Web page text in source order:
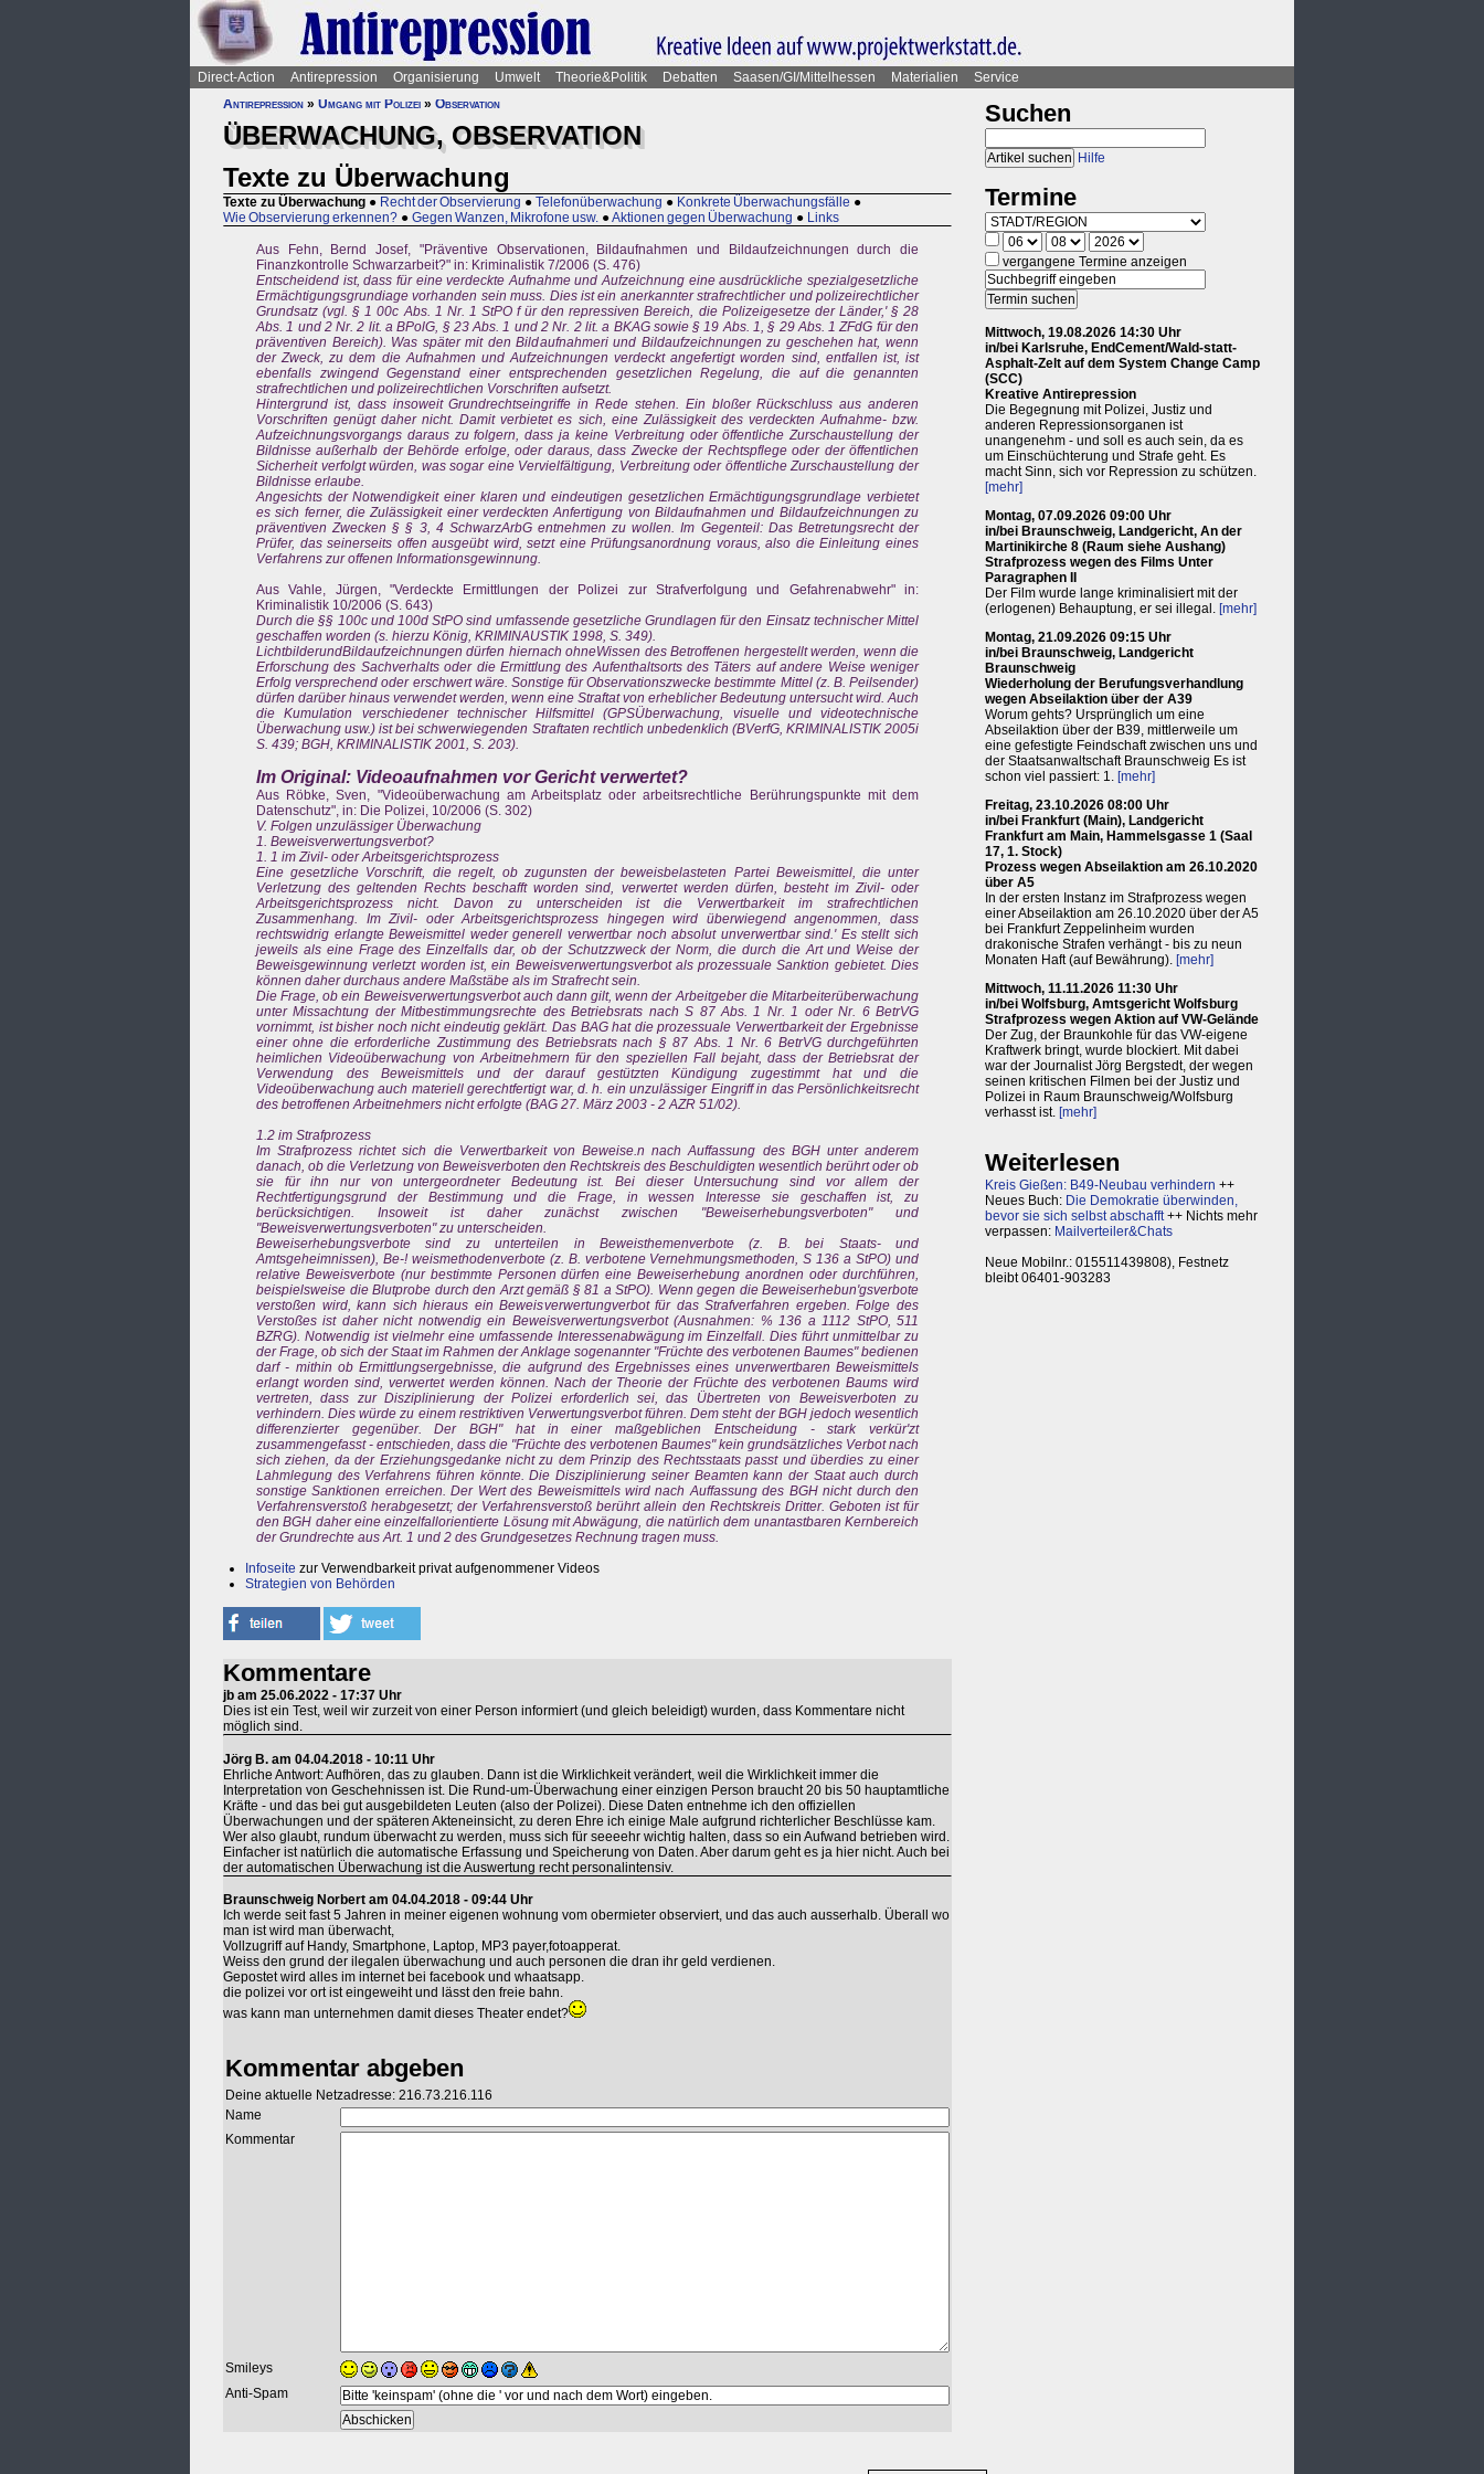
Direct-Action Antirepression Organisierung Umwelt Theorie&Politik Debatten Saasen/GI/Mittelhessen Materialien
Service
Antirepression » Umgang mit Polizei » Observation
ÜBERWACHUNG, OBSERVATION
Texte zu Überwachung
Texte zu Überwachung ● Recht der Observierung ● Telefonüberwachung ● Konkrete Überwachungsfälle ●
Wie Observierung erkennen? ● Gegen Wanzen, Mikrofone usw. ●Aktionen gegen Überwachung ● Links
Aus Fehn, Bernd Josef, "Präventive Observationen, Bildaufnahmen und Bildaufzeichnungen durch die
Finanzkontrolle Schwarzarbeit?" in: Kriminalistik 7/2006 (S. 476)
Entscheidend ist, dass für eine verdeckte Aufnahme und Aufzeichnung eine ausdrückliche spezialgesetzliche
Ermächtigungsgrundiage vorhanden sein muss. Dies ist ein anerkannter strafrechtlicher und polizeirechtlicher
Grundsatz (vgl. § 1 00c Abs. 1 Nr. 1 StPO f ür den repressiven Bereich, die Polizeigesetze der Länder,' § 28
Abs. 1 und 2 Nr. 2 lit. a BPolG, § 23 Abs. 1 und 2 Nr. 2 lit. a BKAG sowie § 19 Abs. 1, § 29 Abs. 1 ZFdG für den
präventiven Bereich). Was später mit den Bildaufnahmeri und Bildaufzeichnungen zu geschehen hat, wenn
der Zweck, zu dem die Aufnahmen und Aufzeichnungen verdeckt angefertigt worden sind, entfallen ist, ist
ebenfalls zwingend Gegenstand einer entsprechenden gesetzlichen Regelung, die auf die genannten
strafrechtlichen und polizeirechtlichen Vorschriften aufsetzt.
Hintergrund ist, dass insoweit Grundrechtseingriffe in Rede stehen. Ein bloßer Rückschluss aus anderen
Vorschriften genügt daher nicht. Damit verbietet es sich, eine Zulässigkeit des verdeckten Aufnahme- bzw.
Aufzeichnungsvorgangs daraus zu folgern, dass ja keine Verbreitung oder öffentliche Zurschaustellung der
Bildnisse außerhalb der Behörde erfolge, oder daraus, dass Zwecke der Rechtspflege oder der öffentlichen
Sicherheit verfolgt würden, was sogar eine Vervielfältigung, Verbreitung oder öffentliche Zurschaustellung der
Bildnisse erlaube.
Angesichts der Notwendigkeit einer klaren und eindeutigen gesetzlichen Ermächtigungsgrundlage verbietet
es sich ferner, die Zulässigkeit einer verdeckten Anfertigung von Bildaufnahmen und Bildaufzeichnungen zu
präventiven Zwecken § § 3, 4 SchwarzArbG entnehmen zu wollen. Im Gegenteil: Das Betretungsrecht der
Prüfer, das seinerseits offen ausgeübt wird, setzt eine Prüfungsanordnung voraus, also die Einleitung eines
Verfahrens zur offenen Informationsgewinnung.
Aus Vahle, Jürgen, "Verdeckte Ermittlungen der Polizei zur Strafverfolgung und Gefahrenabwehr" in:
Kriminalistik 10/2006 (S. 643)
Durch die §§ 100c und 100d StPO sind umfassende gesetzliche Grundlagen für den Einsatz technischer Mittel
geschaffen worden (s. hierzu König, KRIMINAUSTIK 1998, S. 349).
LichtbilderundBildaufzeichnungen dürfen hiernach ohneWissen des Betroffenen hergestellt werden, wenn die
Erforschung des Sachverhalts oder die Ermittlung des Aufenthaltsorts des Täters auf andere Weise weniger
Erfolg versprechend oder erschwert wäre. Sonstige für Observationszwecke bestimmte Mittel (z. B. Peilsender)
dürfen darüber hinaus verwendet werden, wenn eine Straftat von erheblicher Bedeutung untersucht wird. Auch
die Kumulation verschiedener technischer Hilfsmittel (GPSÜberwachung, visuelle und videotechnische
Überwachung usw.) ist bei schwerwiegenden Straftaten rechtlich unbedenklich (BVerfG, KRIMINALISTIK 2005i
S. 439; BGH, KRIMINALISTIK 2001, S. 203).
Im Original: Videoaufnahmen vor Gericht verwertet?
Aus Röbke, Sven, "Videoüberwachung am Arbeitsplatz oder arbeitsrechtliche Berührungspunkte mit dem
Datenschutz", in: Die Polizei, 10/2006 (S. 302)
V. Folgen unzulässiger Überwachung
1. Beweisverwertungsverbot?
1. 1 im Zivil- oder Arbeitsgerichtsprozess
Eine gesetzliche Vorschrift, die regelt, ob zugunsten der beweisbelasteten Partei Beweismittel, die unter
Verletzung des geltenden Rechts beschafft worden sind, verwertet werden dürfen, besteht im Zivil- oder
Arbeitsgerichtsprozess nicht. Davon zu unterscheiden ist die Verwertbarkeit im strafrechtlichen
Zusammenhang. Im Zivil- oder Arbeitsgerichtsprozess hingegen wird überwiegend angenommen, dass
rechtswidrig erlangte Beweismittel weder generell verwertbar noch absolut unverwertbar sind.' Es stellt sich
jeweils als eine Frage des Einzelfalls dar, ob der Schutzzweck der Norm, die durch die Art und Weise der
Beweisgewinnung verletzt worden ist, ein Beweisverwertungsverbot als prozessuale Sanktion gebietet. Dies
können daher durchaus andere Maßstäbe als im Strafrecht sein.
Die Frage, ob ein Beweisverwertungsverbot auch dann gilt, wenn der Arbeitgeber die Mitarbeiterüberwachung
unter Missachtung der Mitbestimmungsrechte des Betriebsrats nach S 87 Abs. 1 Nr. 1 oder Nr. 6 BetrVG
vornimmt, ist bisher noch nicht eindeutig geklärt. Das BAG hat die prozessuale Verwertbarkeit der Ergebnisse
einer ohne die erforderliche Zustimmung des Betriebsrats nach § 87 Abs. 1 Nr. 6 BetrVG durchgeführten
heimlichen Videoüberwachung von Arbeitnehmern für den speziellen Fall bejaht, dass der Betriebsrat der
Verwendung des Beweismittels und der darauf gestützten Kündigung zugestimmt hat und die
Videoüberwachung auch materiell gerechtfertigt war, d. h. ein unzulässiger Eingriff in das Persönlichkeitsrecht
des betroffenen Arbeitnehmers nicht erfolgte (BAG 27. März 2003 - 2 AZR 51/02).
1.2 im Strafprozess
Im Strafprozess richtet sich die Verwertbarkeit von Beweise.n nach Auffassung des BGH unter anderem
danach, ob die Verletzung von Beweisverboten den Rechtskreis des Beschuldigten wesentlich berührt oder ob
sie für ihn nur von untergeordneter Bedeutung ist. Bei dieser Untersuchung sind vor allem der
Rechtfertigungsgrund der Bestimmung und die Frage, in wessen Interesse sie geschaffen ist, zu
berücksichtigen. Insoweit ist daher zunächst zwischen "Beweiserhebungsverboten" und
"Beweisverwertungsverboten" zu unterscheiden.
Beweiserhebungsverbote sind zu unterteilen in Beweisthemenverbote (z. B. bei Staats- und
Amtsgeheimnissen), Be-! weismethodenverbote (z. B. verbotene Vernehmungsmethoden, S 136 a StPO) und
relative Beweisverbote (nur bestimmte Personen dürfen eine Beweiserhebung anordnen oder durchführen,
beispielsweise die Blutprobe durch den Arzt gemäß § 81 a StPO). Wenn gegen die Beweiserhebun'gsverbote
verstoßen wird, kann sich hieraus ein Beweisverwertungverbot für das Strafverfahren ergeben. Folge des
Verstoßes ist daher nicht notwendig ein Beweisverwertungsverbot (Ausnahmen: % 136 a 1112 StPO, 511
BZRG). Notwendig ist vielmehr eine umfassende Interessenabwägung im Einzelfall. Dies führt unmittelbar zu
der Frage, ob sich der Staat im Rahmen der Anklage sogenannter "Früchte des verbotenen Baumes" bedienen
darf - mithin ob Ermittlungsergebnisse, die aufgrund des Ergebnisses eines unverwertbaren Beweismittels
erlangt worden sind, verwertet werden können. Nach der Theorie der Früchte des verbotenen Baums wird
vertreten, dass zur Disziplinierung der Polizei erforderlich sei, das Übertreten von Beweisverboten zu
verhindern. Dies würde zu einem restriktiven Verwertungsverbot führen. Dem steht der BGH jedoch wesentlich
differenzierter gegenüber. Der BGH" hat in einer maßgeblichen Entscheidung - stark verkür'zt
zusammengefasst - entschieden, dass die "Früchte des verbotenen Baumes" kein grundsätzliches Verbot nach
sich ziehen, da der Erziehungsgedanke nicht zu dem Prinzip des Rechtsstaats passt und überdies zu einer
Lahmlegung des Verfahrens führen könnte. Die Disziplinierung seiner Beamten kann der Staat auch durch
sonstige Sanktionen erreichen. Der Wert des Beweismittels wird nach Auffassung des BGH nicht durch den
Verfahrensverstoß herabgesetzt; der Verfahrensverstoß berührt allein den Rechtskreis Dritter. Geboten ist für
den BGH daher eine einzelfallorientierte Lösung mit Abwägung, die natürlich dem unantastbaren Kernbereich
der Grundrechte aus Art. 1 und 2 des Grundgesetzes Rechnung tragen muss.
Infoseite zur Verwendbarkeit privat aufgenommener Videos
Strategien von Behörden
Kommentare
jb am 25.06.2022 - 17:37 Uhr
Dies ist ein Test, weil wir zurzeit von einer Person informiert (und gleich beleidigt) wurden, dass Kommentare nicht
möglich sind.
Jörg B. am 04.04.2018 - 10:11 Uhr
Ehrliche Antwort: Aufhören, das zu glauben. Dann ist die Wirklichkeit verändert, weil die Wirklichkeit immer die
Interpretation von Geschehnissen ist. Die Rund-um-Überwachung einer einzigen Person braucht 20 bis 50 hauptamtliche
Kräfte - und das bei gut ausgebildeten Leuten (also der Polizei). Diese Daten entnehme ich den offiziellen
Überwachungen und der späteren Akteneinsicht, zu deren Ehre ich einige Male aufgrund richterlicher Beschlüsse kam.
Wer also glaubt, rundum überwacht zu werden, muss sich für seeeehr wichtig halten, dass so ein Aufwand betrieben wird.
Einfacher ist natürlich die automatische Erfassung und Speicherung von Daten. Aber darum geht es ja hier nicht. Auch bei
der automatischen Überwachung ist die Auswertung recht personalintensiv.
Braunschweig Norbert am 04.04.2018 - 09:44 Uhr
Ich werde seit fast 5 Jahren in meiner eigenen wohnung vom obermieter observiert, und das auch ausserhalb. Überall wo
man ist wird man überwacht,
Vollzugriff auf Handy, Smartphone, Laptop, MP3 payer,fotoapperat.
Weiss den grund der ilegalen überwachung und auch personen die dran ihr geld verdienen.
Gepostet wird alles im internet bei facebook und whaatsapp.
die polizei vor ort ist eingeweiht und lässt den freie bahn.
was kann man unternehmen damit dieses Theater endet?
Kommentar abgeben
Deine aktuelle Netzadresse: 216.73.216.116
Name
Kommentar
Smileys
Anti-Spam
Suchen
Hilfe
Termine
vergangene Termine anzeigen
Mittwoch, 19.08.2026 14:30 Uhr
in/bei Karlsruhe, EndCement/Wald-statt-
Asphalt-Zelt auf dem System Change Camp
(SCC)
Kreative Antirepression
Die Begegnung mit Polizei, Justiz und
anderen Repressionsorganen ist
unangenehm - und soll es auch sein, da es
um Einschüchterung und Strafe geht. Es
macht Sinn, sich vor Repression zu schützen.
[mehr]
Montag, 07.09.2026 09:00 Uhr
in/bei Braunschweig, Landgericht, An der
Martinikirche 8 (Raum siehe Aushang)
Strafprozess wegen des Films Unter
Paragraphen II
Der Film wurde lange kriminalisiert mit der
(erlogenen) Behauptung, er sei illegal. [mehr]
Montag, 21.09.2026 09:15 Uhr
in/bei Braunschweig, Landgericht
Braunschweig
Wiederholung der Berufungsverhandlung
wegen Abseilaktion über der A39
Worum gehts? Ursprünglich um eine
Abseilaktion über der B39, mittlerweile um
eine gefestigte Feindschaft zwischen uns und
der Staatsanwaltschaft Braunschweig Es ist
schon viel passiert: 1. [mehr]
Freitag, 23.10.2026 08:00 Uhr
in/bei Frankfurt (Main), Landgericht
Frankfurt am Main, Hammelsgasse 1 (Saal
17, 1. Stock)
Prozess wegen Abseilaktion am 26.10.2020
über A5
In der ersten Instanz im Strafprozess wegen
einer Abseilaktion am 26.10.2020 über der A5
bei Frankfurt Zeppelinheim wurden
drakonische Strafen verhängt - bis zu neun
Monaten Haft (auf Bewährung). [mehr]
Mittwoch, 11.11.2026 11:30 Uhr
in/bei Wolfsburg, Amtsgericht Wolfsburg
Strafprozess wegen Aktion auf VW-Gelände
Der Zug, der Braunkohle für das VW-eigene
Kraftwerk bringt, wurde blockiert. Mit dabei
war der Journalist Jörg Bergstedt, der wegen
seinen kritischen Filmen bei der Justiz und
Polizei in Raum Braunschweig/Wolfsburg
verhasst ist. [mehr]
Weiterlesen
Kreis Gießen: B49-Neubau verhindern ++
Neues Buch: Die Demokratie überwinden,
bevor sie sich selbst abschafft++ Nichts mehr
verpassen: Mailverteiler&Chats
Neue Mobilnr.: 015511439808), Festnetz
bleibt 06401-903283